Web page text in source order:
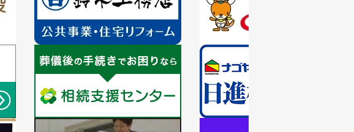
目
の
ス
イ
目
ラ
イ
ド
枚
の
ラ
1
枚
目
の
ス
1